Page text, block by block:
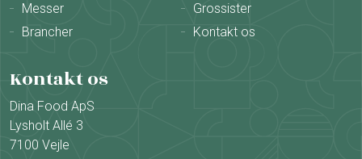
Messer
Grossister
Brancher
Kontakt os
Kontakt os
Dina Food ApS
Lysholt Allé 3
7100 Vejle